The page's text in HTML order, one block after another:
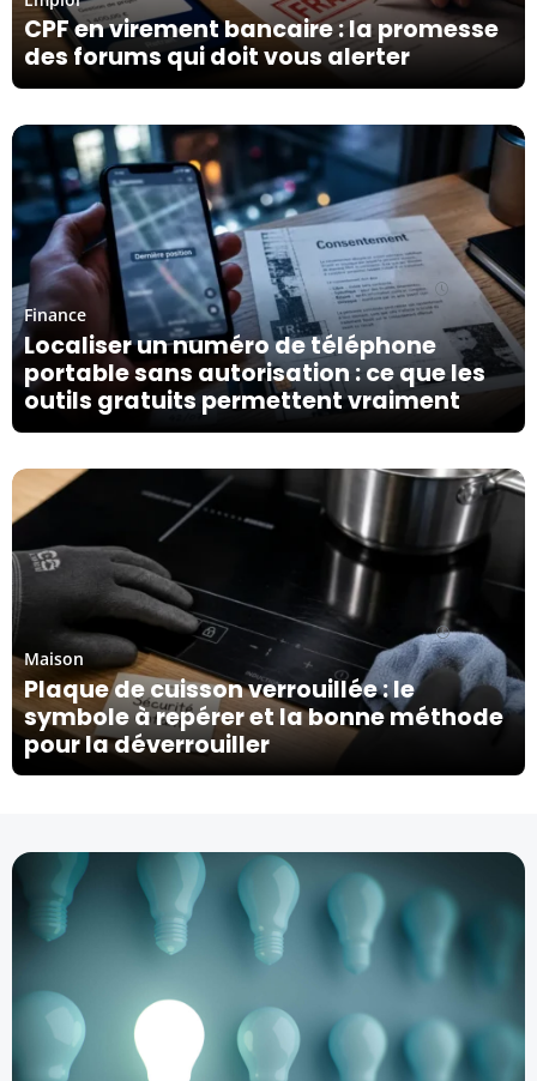
CPF en virement bancaire : la promesse
des forums qui doit vous alerter
Localiser un numéro de téléphone
portable sans autorisation : ce que les
outils gratuits permettent vraiment
Finance
06/08/26
Plaque de cuisson verrouillée : le
symbole à repérer et la bonne méthode
pour la déverrouiller
Maison
05/08/26